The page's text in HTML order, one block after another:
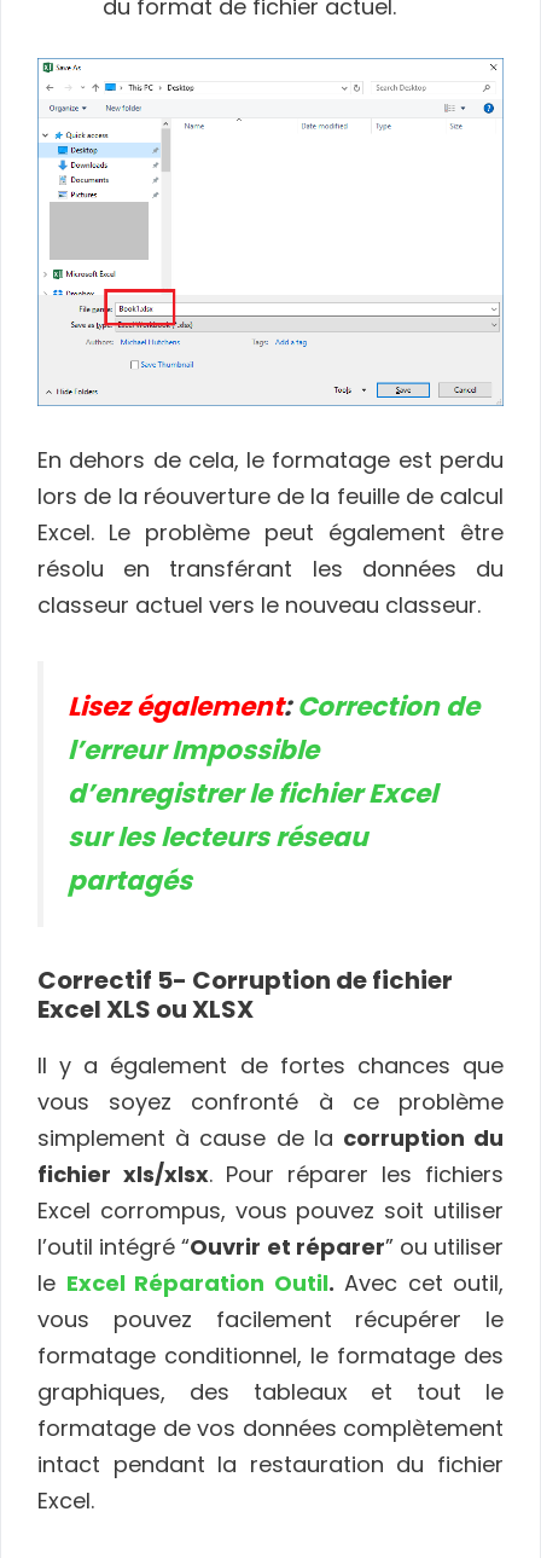
du format de fichier actuel.
En dehors de cela, le formatage est perdu
lors de la réouverture de la feuille de calcul
Excel. Le problème peut également être
résolu en transférant les données du
classeur actuel vers le nouveau classeur.
Lisez également:Correction de
l’erreur Impossible
d’enregistrer le fichier Excel
sur les lecteurs réseau
partagés
Correctif 5- Corruption de fichier
Excel XLS ou XLSX
Il y a également de fortes chances que
vous soyez confronté à ce problème
simplement à cause de la corruption du
fichier xls/xlsx. Pour réparer les fichiers
Excel corrompus, vous pouvez soit utiliser
l’outil intégré “Ouvrir et réparer” ou utiliser
le Excel Réparation Outil. Avec cet outil,
vous pouvez facilement récupérer le
formatage conditionnel, le formatage des
graphiques, des tableaux et tout le
formatage de vos données complètement
intact pendant la restauration du fichier
Excel.